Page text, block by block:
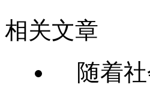
相关文章
随着社